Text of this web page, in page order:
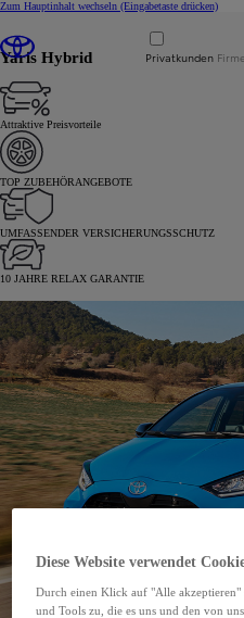
Zum Hauptinhalt wechseln (Eingabetaste drücken)
Privatkunden
Yaris Hybrid
Attraktive Preisvorteile
TOP ZUBEHÖRANGEBOTE
UMFASSENDER VERSICHERUNGSSCHUTZ
10 JAHRE RELAX GARANTIE
Diese Website verwendet
Durch einen Klick auf "Alle
und Tools zu, die es uns und den von